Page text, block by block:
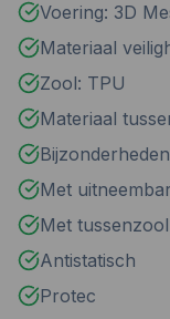
Voering: 3D
Materiaal
Zool: TPU
Materiaal
Met
Met tussenzool
Antistatisch
Protec